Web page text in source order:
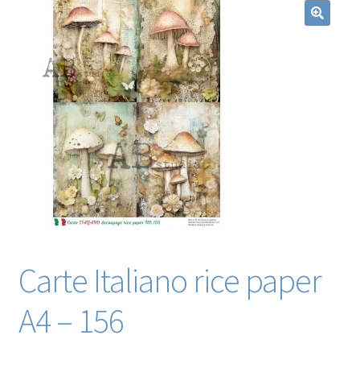
Online cursussen
Blog / DIY / Tutorials
Over mij
Contact
Carte Italiano rice paper
A4 – 156